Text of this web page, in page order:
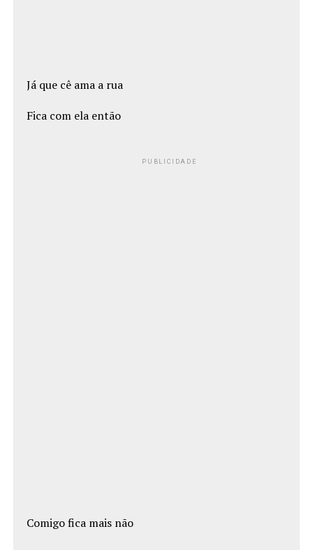
Já que cê ama a rua
Fica com ela então
PUBLICIDADE
Comigo fica mais não